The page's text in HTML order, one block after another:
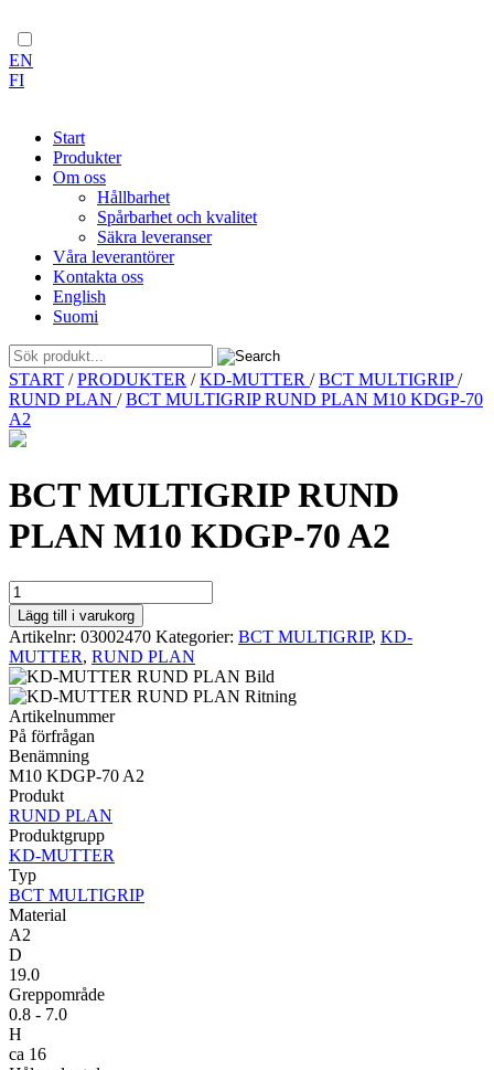
EN
FI
Start
Produkter
Om oss
Hållbarhet
Spårbarhet och kvalitet
Säkra leveranser
Våra leverantörer
Kontakta oss
English
Suomi
Skip
to
content
START /PRODUKTER /KD-MUTTER /BCT MULTIGRIP/
RUND PLAN /BCT MULTIGRIP RUND PLAN M10 KDGP-70
A2
BCT MULTIGRIP RUND
PLAN M10 KDGP-70 A2
BCT
MULTIGRIP
RUND
PLAN
M10
KDGP-
70
A2
mängd
Lägg till i varukorg
Artikelnr: 03002470 Kategorier: BCT MULTIGRIP, KD-
MUTTER, RUND PLAN
Artikelnummer
På förfrågan
Benämning
M10 KDGP-70 A2
Produkt
RUND PLAN
Produktgrupp
KD-MUTTER
Typ
BCT MULTIGRIP
Material
A2
D
19.0
Greppområde
0.8 - 7.0
H
ca 16